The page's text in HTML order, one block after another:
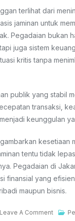
terlihat dari
jaminan untuk
Pegadaian bukan
juga sistem
kritis tanpa
publik yang stabil
transaksi,
keunggulan
kesetiaan
tentu tidak
Pegadaian di
finansial yang
maupun bisnis.
Leave A CommentOn